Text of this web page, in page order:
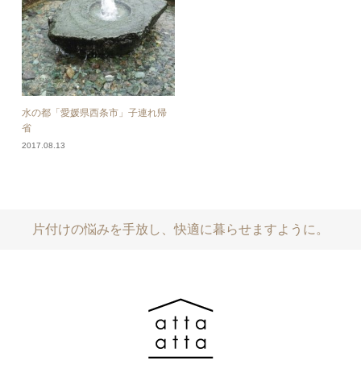
水の都「愛媛県西条市」子連れ帰
省
2017.08.13
片付けの悩みを手放し、快適に暮らせますように。